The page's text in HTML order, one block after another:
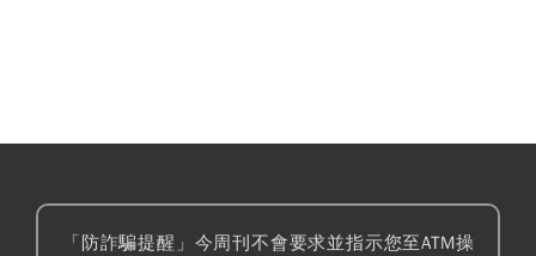
「防詐騙提醒」今周刊不會要求並指示您至ATM操